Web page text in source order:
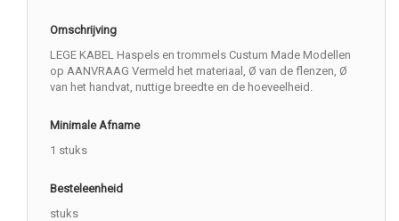
Omschrijving
LEGE KABEL Haspels en trommels Custum Made Modellen
op AANVRAAG Vermeld het materiaal, Ø van de flenzen, Ø
van het handvat, nuttige breedte en de hoeveelheid.
Minimale Afname
1 stuks
Besteleenheid
stuks